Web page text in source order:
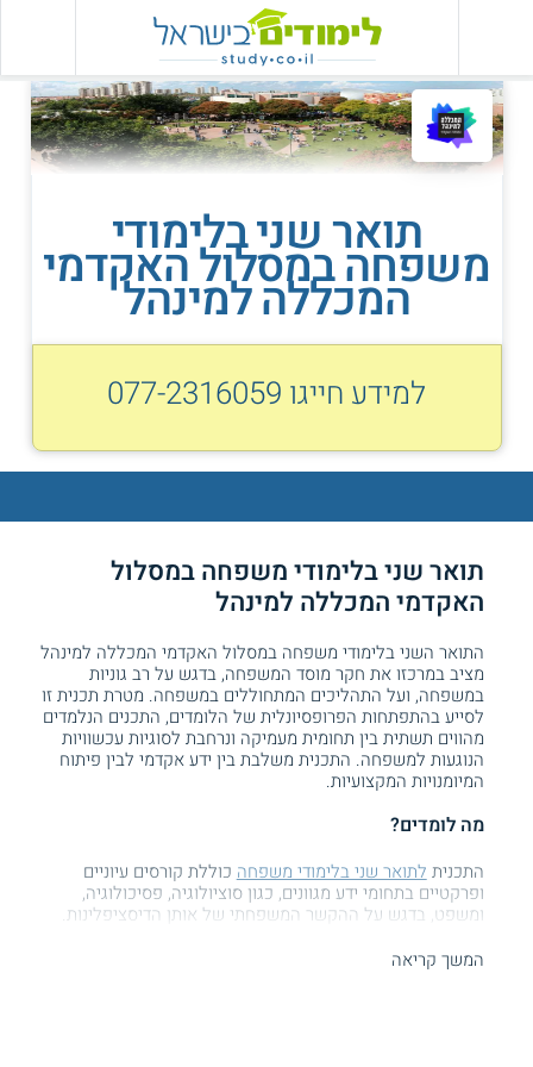
תואר שני בלימודי
משפחה במסלול האקדמי
המכללה למינהל
למידע חייגו 077-2316059
תואר שני בלימודי משפחה במסלול
האקדמי המכללה למינהל
התואר השני בלימודי משפחה במסלול האקדמי המכללה למינהל
מציב במרכזו את חקר מוסד המשפחה, בדגש על רב גוניות
במשפחה, ועל התהליכים המתחוללים במשפחה. מטרת תכנית זו
לסייע בהתפתחות הפרופסיונלית של הלומדים, התכנים הנלמדים
מהווים תשתית בין תחומית מעמיקה ונרחבת לסוגיות עכשוויות
הנוגעות למשפחה. התכנית משלבת בין ידע אקדמי לבין פיתוח
המיומנויות המקצועיות.
מה לומדים?
התכנית לתואר שני בלימודי משפחה כוללת קורסים עיוניים
ופרקטיים בתחומי ידע מגוונים, כגון סוציולוגיה, פסיכולוגיה,
ומשפט, בדגש על ההקשר המשפחתי של אותן הדיסציפלינות.
החיים, היכרות עם שיטות התערבות במשפחה, ועוד. כמו כן,
המשך קריאה